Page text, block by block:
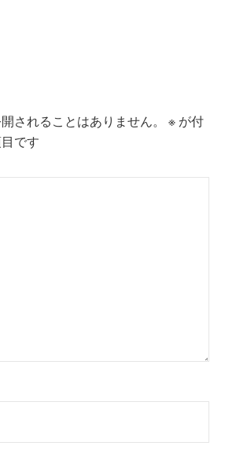
されることはありません。 ※ が付
です